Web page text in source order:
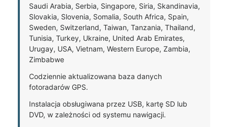
Saudi Arabia, Serbia, Singapore, Siria, Skandinavia,
Slovakia, Slovenia, Somalia, South Africa, Spain,
Sweden, Switzerland, Taiwan, Tanzania, Thailand,
Tunisia, Turkey, Ukraine, United Arab Emirates,
Urugay, USA, Vietnam, Western Europe, Zambia,
Zimbabwe
Codziennie aktualizowana baza danych
fotoradarów GPS.
Instalacja obsługiwana przez USB, kartę SD lub
DVD, w zależności od systemu nawigacji.